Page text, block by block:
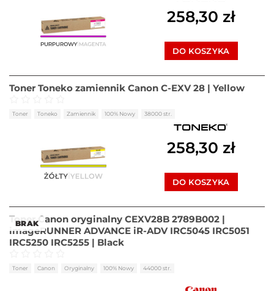
258,30 zł
DO KOSZYKA
Toner Toneko zamiennik Canon C-EXV 28 | Yellow
Oceniono 0na 5
Toner Toneko Zamiennik 100% Nowy 38000 str.
258,30 zł
DO KOSZYKA
BRAK
Toner Canon oryginalny CEXV28B 2789B002 |
imageRUNNER ADVANCE iR-ADV IRC5045 IRC5051
IRC5250 IRC5255 | Black
Oceniono 0na 5
Toner Canon Oryginalny 100% Nowy 44000 str.